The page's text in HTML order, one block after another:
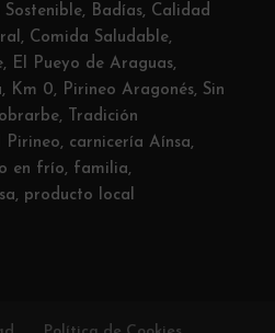
, Badías, Calidad
, Comida Saludable,
, El Pueyo de Araguas,
, Km 0, Pirineo Aragonés, Sin
,
Tradición
Pirineo, carnicería Aínsa,
en frío, familia,
, producto local